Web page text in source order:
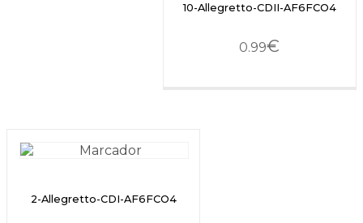
10-Allegretto-CDII-AF6FCO4
0.99€
2-Allegretto-CDI-AF6FCO4